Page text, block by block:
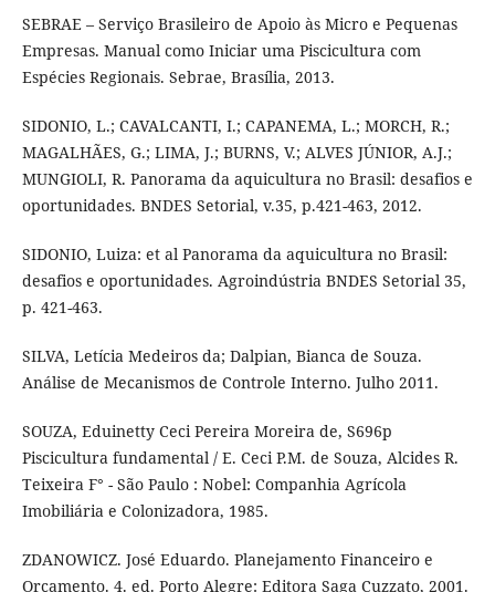
SEBRAE – Serviço Brasileiro de Apoio às Micro e Pequenas
Empresas. Manual como Iniciar uma Piscicultura com
Espécies Regionais. Sebrae, Brasília, 2013.
SIDONIO, L.; CAVALCANTI, I.; CAPANEMA, L.; MORCH, R.;
MAGALHÃES, G.; LIMA, J.; BURNS, V.; ALVES JÚNIOR, A.J.;
MUNGIOLI, R. Panorama da aquicultura no Brasil: desafios e
oportunidades. BNDES Setorial, v.35, p.421-463, 2012.
SIDONIO, Luiza: et al Panorama da aquicultura no Brasil:
desafios e oportunidades. Agroindústria BNDES Setorial 35,
p. 421-463.
SILVA, Letícia Medeiros da; Dalpian, Bianca de Souza.
Análise de Mecanismos de Controle Interno. Julho 2011.
SOUZA, Eduinetty Ceci Pereira Moreira de, S696p
Piscicultura fundamental / E. Ceci P.M. de Souza, Alcides R.
Teixeira F° - São Paulo : Nobel: Companhia Agrícola
Imobiliária e Colonizadora, 1985.
ZDANOWICZ. José Eduardo. Planejamento Financeiro e
Orçamento. 4. ed. Porto Alegre: Editora Saga Cuzzato, 2001.